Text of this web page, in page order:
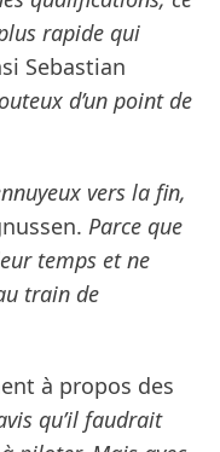
rapide qui
Sebastian
d’un point de
vers la fin,
Parce que
temps et ne
train de
à propos des
qu’il faudrait